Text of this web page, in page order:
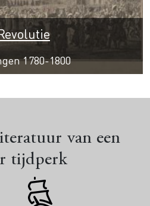
1780-1800
van een
tijdperk